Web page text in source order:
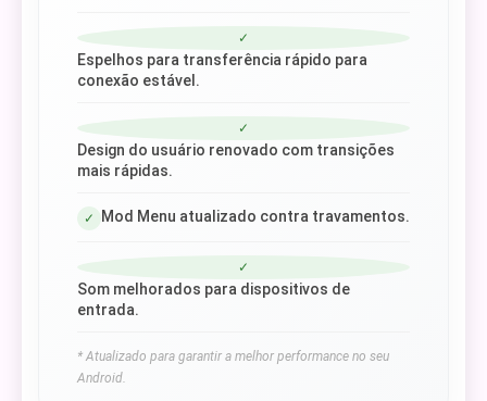
✓
Espelhos para transferência rápido para
conexão estável.
✓
Design do usuário renovado com transições
mais rápidas.
✓ Mod Menu atualizado contra travamentos.
✓
Som melhorados para dispositivos de
entrada.
* Atualizado para garantir a melhor performance no seu
Android.